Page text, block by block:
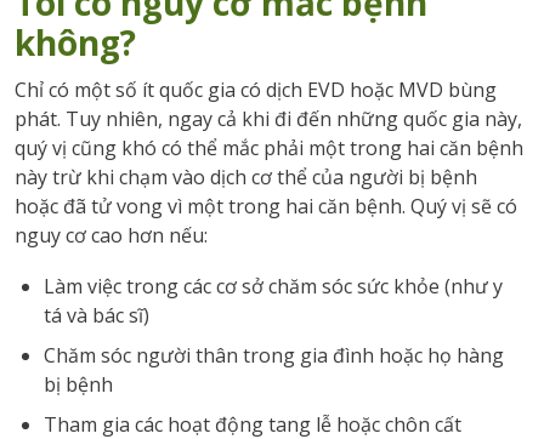
không?
Chỉ có một số ít quốc gia có dịch EVD hoặc MVD bùng
phát. Tuy nhiên, ngay cả khi đi đến những quốc gia này,
quý vị cũng khó có thể mắc phải một trong hai căn bệnh
này trừ khi chạm vào dịch cơ thể của người bị bệnh
hoặc đã tử vong vì một trong hai căn bệnh. Quý vị sẽ có
nguy cơ cao hơn nếu:
Làm việc trong các cơ sở chăm sóc sức khỏe (như y
tá và bác sĩ)
Chăm sóc người thân trong gia đình hoặc họ hàng
bị bệnh
Tham gia các hoạt động tang lễ hoặc chôn cất